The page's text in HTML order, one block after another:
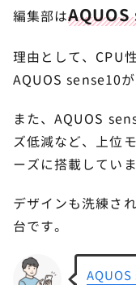
編集部は
理由として、CPU
AQUOS sense10が
また、AQUOS
ズ低減など、上位
ーズに搭載していま
デザインも洗練さ
台です。